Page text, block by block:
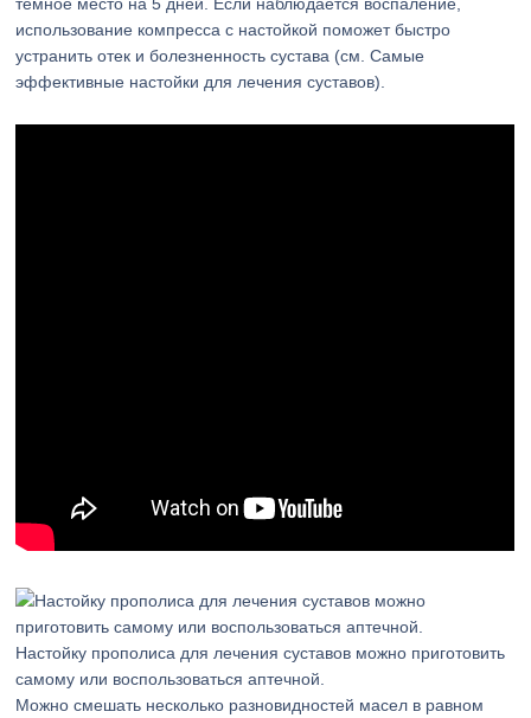
использование компресса с настойкой поможет быстро
устранить отек и болезненность сустава (см. Самые
эффективные настойки для лечения суставов).
Настойку прополиса для лечения суставов можно приготовить
самому или воспользоваться аптечной.
Можно смешать несколько разновидностей масел в равном